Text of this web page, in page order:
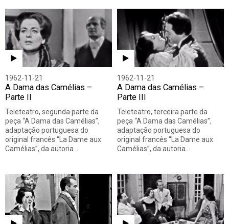
1962-11-21
A Dama das Camélias –
Parte II
Teleteatro, segunda parte da
peça “A Dama das Camélias”,
adaptação portuguesa do
original francês “La Dame aux
Camélias”, da autoria…
1962-11-21
A Dama das Camélias –
Parte III
Teleteatro, terceira parte da
peça “A Dama das Camélias”,
adaptação portuguesa do
original francês “La Dame aux
Camélias”, da autoria…